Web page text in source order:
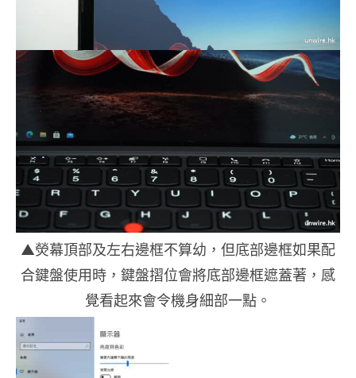
▲熒幕頂部及左右邊框不算幼，但底部邊框如果配
合鍵盤使用時，鍵盤摺位會將底部邊框遮蓋著，感
覺看起來會令機身細部一點。